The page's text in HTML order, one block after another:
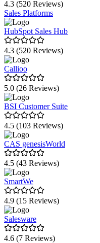
4.3 (520 Reviews)
Sales Platforms
HubSpot Sales Hub
4.3 (520 Reviews)
Callioo
5.0 (26 Reviews)
BSI Customer Suite
4.5 (103 Reviews)
CAS genesisWorld
4.5 (43 Reviews)
SmartWe
4.9 (15 Reviews)
Salesware
4.6 (7 Reviews)